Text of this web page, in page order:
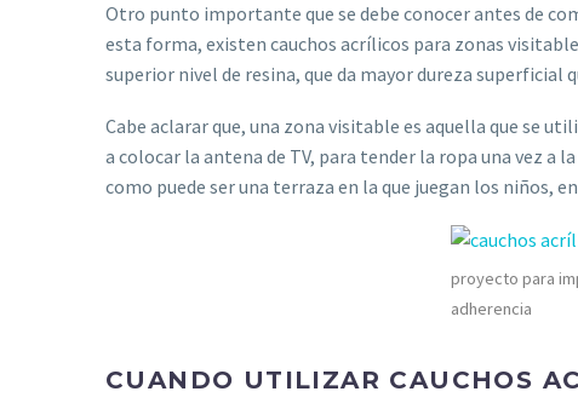
Otro punto importante que se debe conocer antes de
esta forma, existen cauchos acrílicos para zonas
superior nivel de resina, que da mayor dureza superficial
Cabe aclarar que, una zona visitable es aquella que se
a colocar la antena de TV, para tender la ropa una vez a
como puede ser una terraza en la que juegan los niños,
proyecto para
adherencia
CUANDO UTILIZAR CAUCHOS